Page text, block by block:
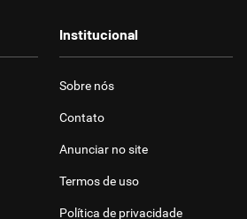
Institucional
Sobre nós
Contato
Anunciar no site
Termos de uso
Política de privacidade